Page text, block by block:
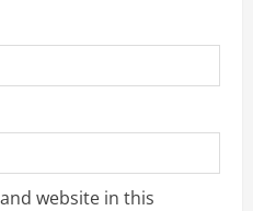
website in this